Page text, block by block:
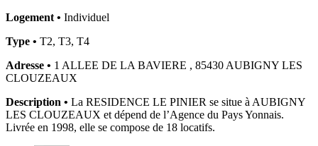
Logement • Individuel
Type • T2, T3, T4
Adresse • 1 ALLEE DE LA BAVIERE , 85430 AUBIGNY LES
CLOUZEAUX
Description • La RESIDENCE LE PINIER se situe à AUBIGNY
LES CLOUZEAUX et dépend de l’Agence du Pays Yonnais.
Livrée en 1998, elle se compose de 18 locatifs.